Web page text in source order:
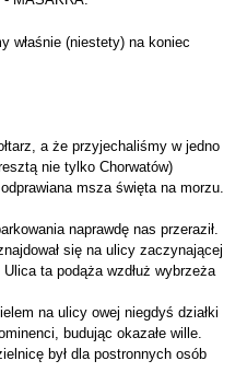
właśnie (niestety) na koniec
a że przyjechaliśmy w jedno
nie tylko Chorwatów)
msza święta na morzu.
naprawdę nas przeraził.
się na ulicy zaczynającej
ta podąża wzdłuż wybrzeża
na ulicy owej niegdyś działki
budując okazałe wille.
był dla postronnych osób